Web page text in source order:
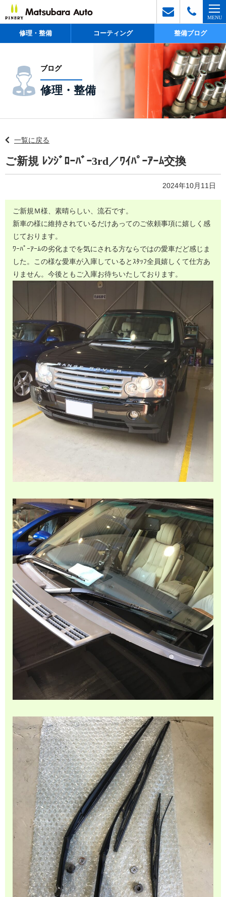
修理・整備 コーティング 整備ブログ
ブログ
修理・整備
一覧に戻る
ご新規 ﾚﾝｼﾞﾛｰﾊﾞｰ3rd／ﾜｲﾊﾟｰｱｰﾑ交換
2024年10月11日
ご新規Ｍ様、素晴らしい、流石です。
新車の様に維持されているだけあってのご依頼事項に嬉しく感
じております。
ﾜｰﾊﾟｰｱｰﾑの劣化までを気にされる方ならではの愛車だど感じま
した。この様な愛車が入庫しているとｽﾀｯﾌ全員嬉しくて仕方あ
りません。今後ともご入庫お待ちいたしております。